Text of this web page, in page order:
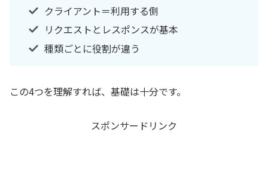
クライアント＝利用する側
リクエストとレスポンスが基本
種類ごとに役割が違う
この4つを理解すれば、基礎は十分です。
スポンサードリンク